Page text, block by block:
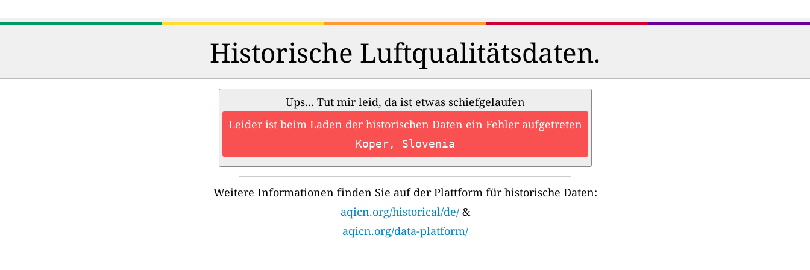
Historische Luftqualitätsdaten.
Ups... Tut mir leid, da ist etwas schiefgelaufen
Leider ist beim Laden der historischen Daten ein Fehler aufgetreten
Koper, Slovenia
Weitere Informationen finden Sie auf der Plattform für historische Daten:
aqicn.org/historical/de/&
aqicn.org/data-platform/